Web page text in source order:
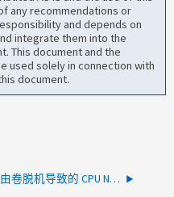
any recommendations or
and depends on
integrate them into the
This document and the
used solely in connection with
document.
由卷脱机导致的 CPU N-blade 极高延迟